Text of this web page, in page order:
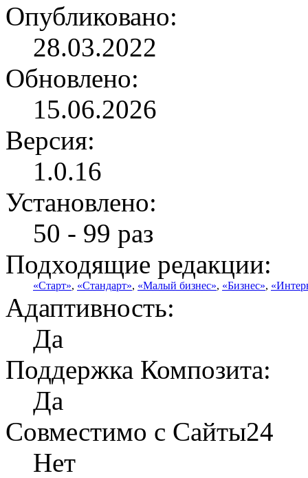
Опубликовано:
28.03.2022
Обновлено:
15.06.2026
Версия:
1.0.16
Установлено:
50 - 99 раз
Подходящие редакции:
«Старт», «Стандарт», «Малый бизнес», «Бизнес»,
Адаптивность:
Да
Поддержка Композита:
Да
Совместимо с Сайты24
Нет